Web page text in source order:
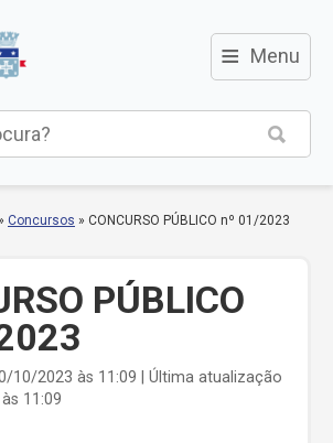
≡ Menu
Concursos » CONCURSO PÚBLICO nº 01/2023
PÚBLICO
10/2023 às 11:09 | Última atualização
11:09